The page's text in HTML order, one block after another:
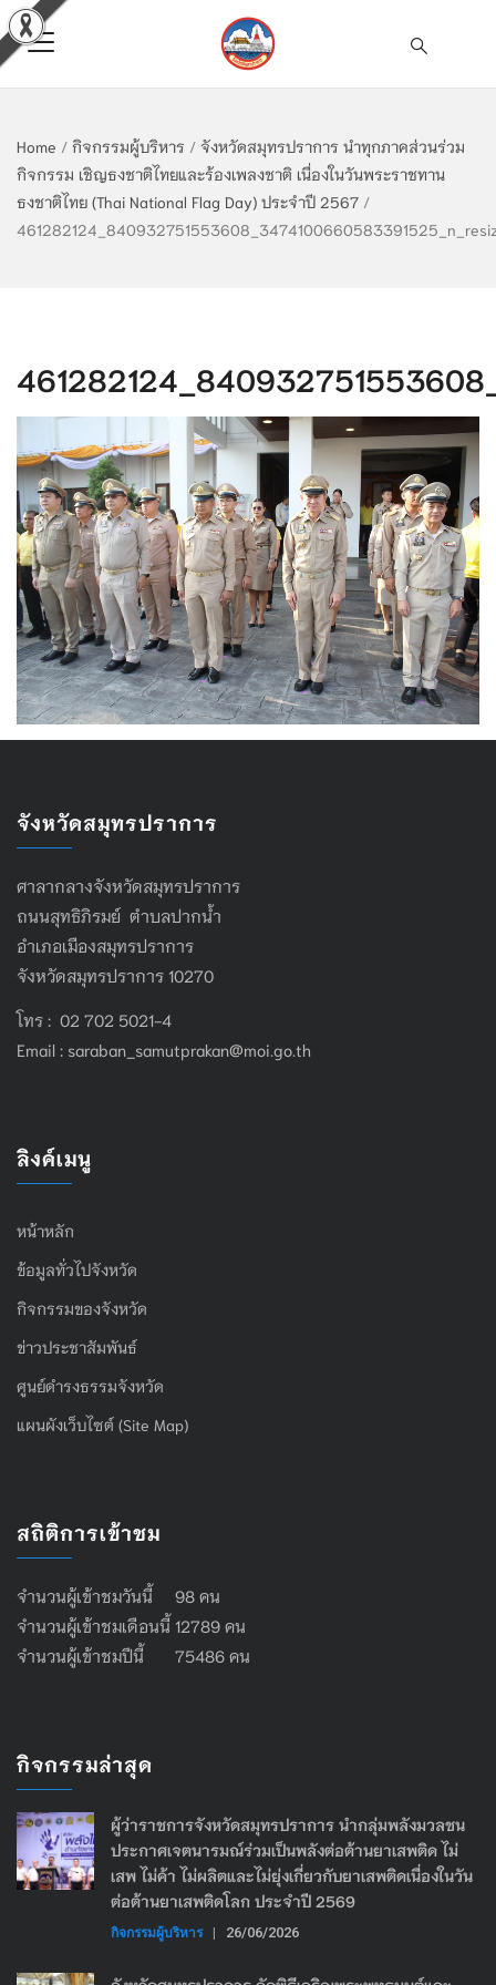
Home / กิจกรรมผู้บริหาร / จังหวัดสมุทรปราการ นำทุกภาคส่วนร่วม
กิจกรรม เชิญธงชาติไทยและร้องเพลงชาติ เนื่องในวันพระราชทาน
ธงชาติไทย (Thai National Flag Day) ประจำปี 2567 /
จังหวัดสมุทรปราการ
ศาลากลางจังหวัดสมุทรปราการ
ถนนสุทธิภิรมย์ ตำบลปากน้ำ
อำเภอเมืองสมุทรปราการ
จังหวัดสมุทรปราการ 10270
โทร : 02 702 5021-4
Email : saraban_samutprakan@moi.go.th
ลิงค์เมนู
หน้าหลัก
ข้อมูลทั่วไปจังหวัด
กิจกรรมของจังหวัด
ข่าวประชาสัมพันธ์
ศูนย์ดำรงธรรมจังหวัด
แผนผังเว็บไซต์ (Site Map)
สถิติการเข้าชม
จำนวนผู้เข้าชมวันนี้ 98 คน
จำนวนผู้เข้าชมเดือนนี้ 12789 คน
จำนวนผู้เข้าชมปีนี้ 75486 คน
กิจกรรมล่าสุด
ผู้ว่าราชการจังหวัดสมุทรปราการ นำกลุ่มพลังมวลชน
ประกาศเจตนารมณ์ร่วมเป็นพลังต่อต้านยาเสพติด ไม่
เสพ ไม่ค้า ไม่ผลิตและไม่ยุ่งเกี่ยวกับยาเสพติดเนื่องในวัน
ต่อต้านยาเสพติดโลก ประจำปี 2569
กิจกรรมผู้บริหาร | 26/06/2026